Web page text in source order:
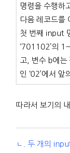
명령을 수행하
다음 레코드를
첫 번째 input
‘701102’의
고, 변수 b에
인 ‘02’에서 앞
따라서 보기의
ㄴ. 두 개의